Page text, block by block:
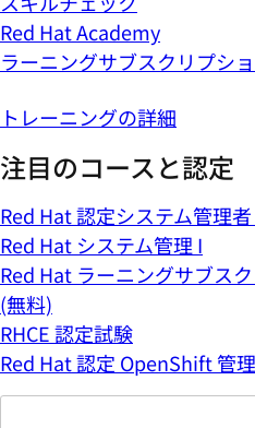
Red Hat Academy
ラーニングサブスクリプシ
トレーニングの詳細
注目のコースと認定
Red Hat 認定システム管理
Red Hat システム管理 I
Red Hat ラーニングサブス
(無料)
RHCE 認定試験
Red Hat 認定 OpenShift 管